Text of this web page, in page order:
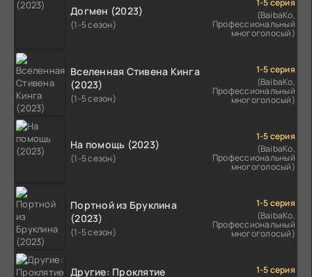
Догмен (2023)
(1-5 сезон)
1-5 серия
(BaibaKo,
Профессиональный
многоголосый)
Вселенная Стивена Кинга
(2023)
(1-5 сезон)
1-5 серия
(BaibaKo,
Профессиональный
многоголосый)
На помощь (2023)
(1-5 сезон)
1-5 серия
(BaibaKo,
Профессиональный
многоголосый)
Портной из Бруклина
(2023)
(1-5 сезон)
1-5 серия
(BaibaKo,
Профессиональный
многоголосый)
Другие: Проклятие
1-5 серия